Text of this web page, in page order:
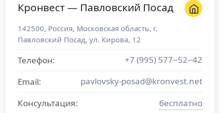
Кронвест — Павловский Посад
142500, Россия, Московская область, г.
Павловский Посад, ул. Кирова, 12
Телефон:
+7 (995) 577−52−42
Email:
pavlovsky-posad@kronvest.net
Консультация:
бесплатно